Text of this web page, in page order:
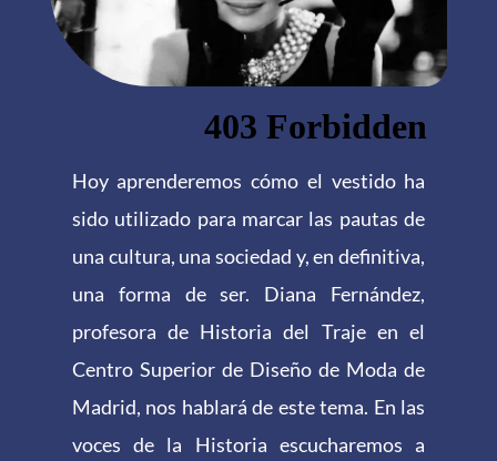
Hoy aprenderemos cómo el vestido ha
sido utilizado para marcar las pautas de
una cultura, una sociedad y, en definitiva,
una forma de ser. Diana Fernández,
profesora de Historia del Traje en el
Centro Superior de Diseño de Moda de
Madrid, nos hablará de este tema. En las
voces de la Historia escucharemos a